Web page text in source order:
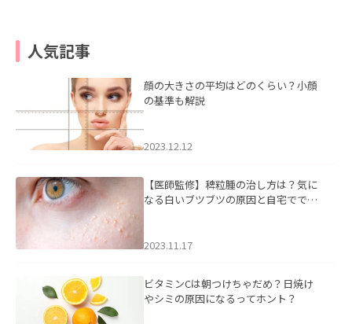
人気記事
顔の大きさの平均はどのくらい？小顔
の基準も解説
2023.12.12
【医師監修】稗粒腫の治し方は？気に
なる白いブツブツの原因と自宅ででき
2023.11.17
ビタミンCは朝つけちゃだめ？日焼け
やシミの原因になるってホント？